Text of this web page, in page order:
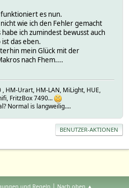
es nun.
wie ich den Fehler gemacht
ich zumindest bewusst auch
das eben.
mein Glück mit der
nach Fhem....
, HM-Urart, HM-LAN, MiLight, HUE,
FritzBox 7490...
Normal is langweilig....
BENUTZER-AKTIONEN
und Regeln | Nach oben ▲